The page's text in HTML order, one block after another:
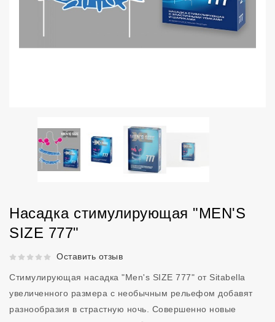
Насадка стимулирующая "MEN'S
SIZE 777"
Рейтинг 5 из 5.Оставить отзыв
Стимулирующая насадка "Men's SIZE 777" от Sitabella
увеличенного размера с необычным рельефом добавят
разнообразия в страстную ночь. Совершенно новые